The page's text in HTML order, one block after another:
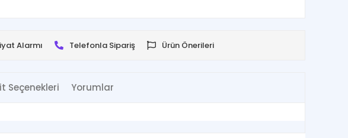
Alarmı Telefonla Sipariş Ürün Önerileri
Seçenekleri Yorumlar